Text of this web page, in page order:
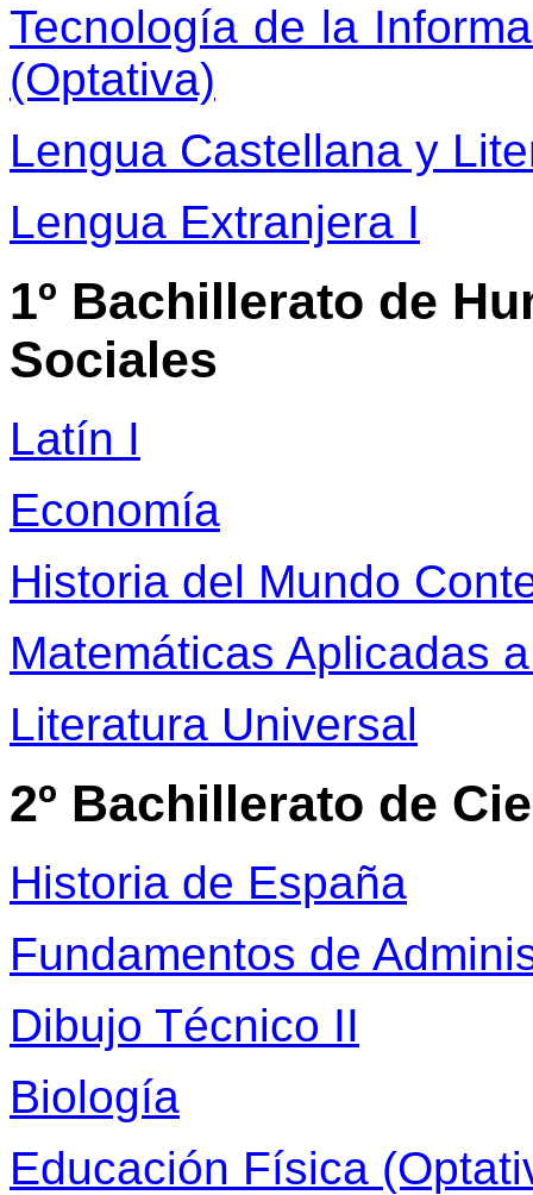
Tecnología de la
(Optativa)
Lengua Castellana y
Lengua Extranjera I
1º Bachillerato de
Sociales
Latín I
Economía
Historia del Mundo
Matemáticas Aplicadas
Literatura Universal
2º Bachillerato de
Historia de España
Fundamentos de
Dibujo Técnico II
Biología
Educación Física